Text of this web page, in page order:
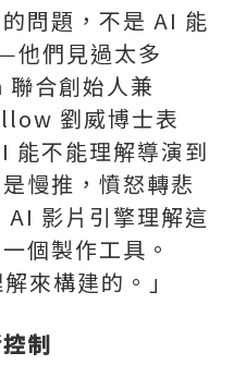
問題，不是 AI 能
他們見過太多
合創始人兼
劉威博士表
能不能理解導演到
慢推，憤怒轉悲
影片引擎理解這
個製作工具。
來構建的。」
制